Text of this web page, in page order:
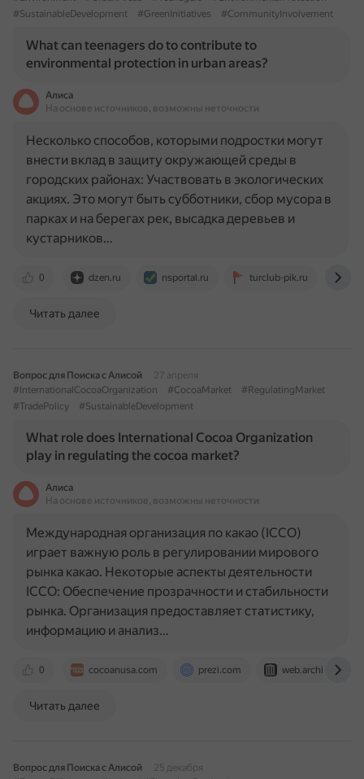
#SustainableDevelopment
#GreenInitiatives #CommunityInvolvement
What can teenagers do to contribute to
environmental protection in urban areas?
Алиса
На основе источников, возможны неточности
0 dzen.ru nsportal.ru turclub-pik.ru
Несколько способов, которыми подростки могут
внести вклад в защиту окружающей среды в
городских районах: Участвовать в экологических
акциях. Это могут быть субботники, сбор мусора в
парках и на берегах рек, высадка деревьев и
кустарников…
Читать далее
Вопрос для Поиска с Алисой
27 апреля
#InternationalCocoaOrganization
#CocoaMarket
#RegulatingMarket
#TradePolicy
#SustainableDevelopment
What role does International Cocoa Organization
play in regulating the cocoa market?
Алиса
На основе источников, возможны неточности
0 cocoanusa.com prezi.com web.archive.org
Международная организация по какао (ICCO)
играет важную роль в регулировании мирового
рынка какао. Некоторые аспекты деятельности
ICCO: Обеспечение прозрачности и стабильности
рынка. Организация предоставляет статистику,
информацию и анализ…
Читать далее
Вопрос для Поиска с Алисой
25 декабря